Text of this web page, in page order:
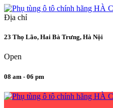
Địa chỉ
23 Thọ Lão, Hai Bà Trưng, Hà Nội
Open
08 am - 06 pm